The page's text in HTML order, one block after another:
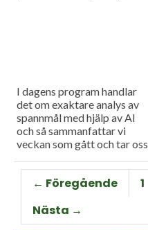
I dagens program handlar
det om exaktare analys av
spannmål med hjälp av AI
och så sammanfattar vi
veckan som gått och tar oss
← Föregående 1
Nästa →